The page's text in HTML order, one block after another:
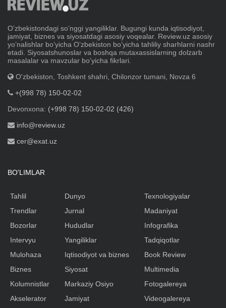
Oʼzbekistondagi soʼnggi yangiliklar. Bugungi kunda iqtisodiyot,
jamiyat, biznes va siyosatdagi asosiy voqealar. Review.uz asosiy
yoʼnalishlar boʼyicha Oʼzbekiston boʼyicha tahliliy sharhlarni nashr
etadi. Siyosatshunoslar va boshqa mutaxassislarning dolzarb
masalalar va mavzular boʼyicha fikrlari.
O'zbekiston, Toshkent shahri, Chilonzor tumani, Novza 6
+(998 78) 150-02-02
Devonxona: (+998 78) 150-02-02 (426)
info@review.uz
cer@exat.uz
BO'LIMLAR
Tahlil
Trendlar
Bozorlar
Intervyu
Mulohaza
Biznes
Kolumnistlar
Akselerator
Dunyo
Jurnal
Hududlar
Yangiliklar
Iqtisodiyot va biznes
Siyosat
Markaziy Osiyo
Jamiyat
Texnologiyalar
Madaniyat
Infografika
Tadqiqotlar
Book Review
Multimedia
Fotogalereya
Videogalereya